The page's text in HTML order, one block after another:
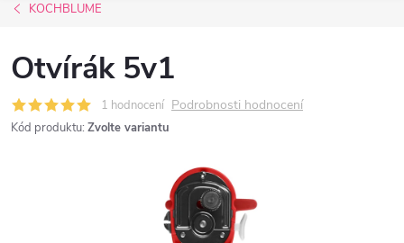
KOCHBLUME
Otvírák 5v1
1 hodnocení Podrobnosti hodnocení
Kód produktu: Zvolte variantu